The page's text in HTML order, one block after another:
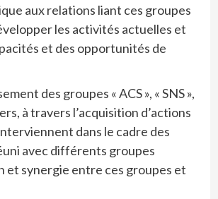
aux relations liant ces groupes
les activités actuelles et
et des opportunités de
des groupes « ACS », « SNS »,
à travers l’acquisition d’actions
dans le cadre des
avec différents groupes
et synergie entre ces groupes et